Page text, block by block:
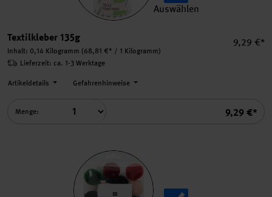
Auswählen
Textilkleber 135g
Inhalt: 0,14 Kilogramm (68,81 €* / 1 Kilogramm)
9,29 €*
Summe
9,29 €*
Lieferzeit: ca. 1-3 Werktage
Artikeldetails Gefahrenhinweise
Menge: